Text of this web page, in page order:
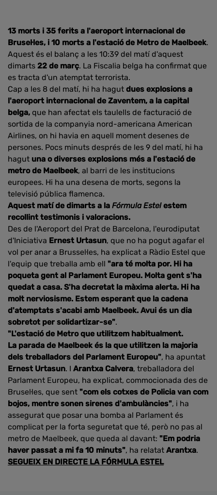
13 morts i 35 ferits a l'aeroport internacional de
Brusel·les, i 10 morts a l'estació de Metro de Maelbeek.
Aquest és el balanç a les 10:39 del matí d'aquest
dimarts 22 de març. La Fiscalia belga ha confirmat que
es tracta d'un atemptat terrorista.
Cap a les 8 del matí, hi ha hagut dues explosions a
l'aeroport internacional de Zaventem, a la capital
belga, que han afectat els taulells de facturació de
sortida de la companyia nord-americana American
Airlines, on hi havia en aquell moment desenes de
persones. Pocs minuts després de les 9 del matí, hi ha
hagut una o diverses explosions més a l'estació de
metro de Maelbeek, al barri de les institucions
europees. Hi ha una desena de morts, segons la
televisió pública flamenca.
Aquest matí de dimarts a la Fórmula Estelestem
recollint testimonis i valoracions.
Des de l'Aeroport del Prat de Barcelona, l'eurodiputat
d'Iniciativa Ernest Urtasun, que no ha pogut agafar el
vol per anar a Brussel·les, ha explicat a Ràdio Estel que
l'equip que treballa amb ell "ara té molta por. Hi ha
poqueta gent al Parlament Europeu. Molta gent s'ha
quedat a casa. S'ha decretat la màxima alerta. Hi ha
molt nerviosisme. Estem esperant que la cadena
d'atemptats s'acabi amb Maelbeek. Avui és un dia
sobretot per solidartizar-se".
"L'estació de Metro que utilitzem habitualment.
La parada de Maelbeek és la que utilitzen la majoria
dels treballadors del Parlament Europeu", ha apuntat
Ernest Urtasun. I Arantxa Calvera, treballadora del
Parlament Europeu, ha explicat, commocionada des de
Brusel·les, que sent "com els cotxes de Policia van com
bojos, mentre sonen sirenes d'ambulàncies", i ha
assegurat que posar una bomba al Parlament és
complicat per la forta seguretat que té, però no pas al
metro de Maelbeek, que queda al davant: "Em podria
haver passat a mi fa 10 minuts", ha relatat Arantxa.
SEGUEIX EN DIRECTE LA FÓRMULA ESTEL